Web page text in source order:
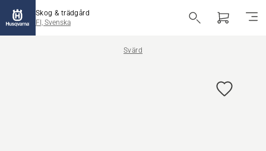
Skog & trädgård
FI, Svenska
Svärd